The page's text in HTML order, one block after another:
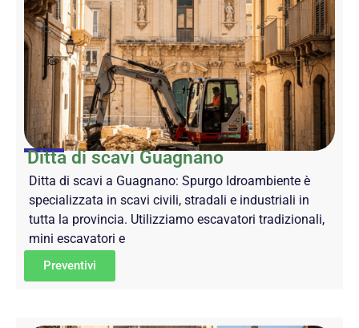
Ditta di scavi Guagnano
Ditta di scavi a Guagnano: Spurgo Idroambiente è
specializzata in scavi civili, stradali e industriali in
tutta la provincia. Utilizziamo escavatori tradizionali,
mini escavatori e
Preventivi